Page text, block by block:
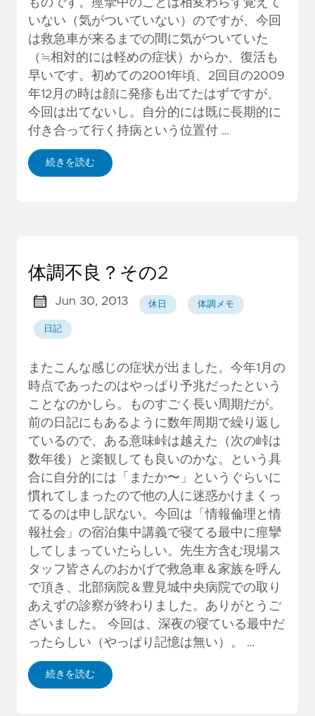
ものです。痙攣中のことは相変わらず覚えて
いない（気がついていない）のですが、今回
は救急車が来るまでの間に気がついていた
（≒相対的には軽めの症状）からか、復活も
早いです。初めての2001年頃、2回目の2009
年12月の時は顔に発疹も出てたはずですが、
今回は出てないし。自分的には既に長期的に
付き合って行く持病という位置付 …
続きを読む
体調不良？その2
Jun 30, 2013 休日 体調メモ
日記
またこんな感じの症状が出ました。今年1月の
時点であったのはやっぱり予兆だったという
ことなのかしら。ものすごく長い周期だが。
前の日記にもあるように数年周期で繰り返し
ているので、ある意味峠は越えた（次の峠は
数年後）と楽観しても良いのかな。という具
合に自分的には「またか〜」というぐらいに
慣れてしまったので他の人に迷惑かけまくっ
てるのは申し訳ない。今回は「情報倫理と情
報社会」の宿泊集中講義で寝てる最中に痙攣
してしまっていたらしい。先生方含む現場ス
タッフ皆さんのおかげで救急車＆家族を呼ん
で頂き、北部病院＆豊見城中央病院での取り
あえずの診察が終わりました。ありがとうご
ざいました。 今回は、深夜の寝ている最中だ
ったらしい（やっぱり記憶は無い）。 …
続きを読む